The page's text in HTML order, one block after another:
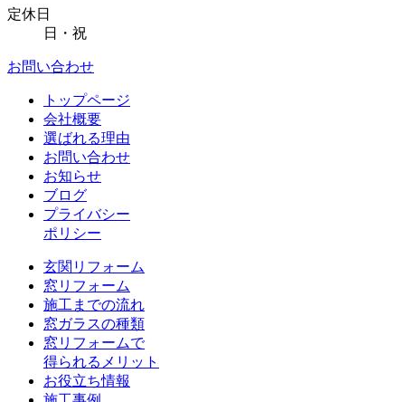
定休日
日・祝
お問い合わせ
トップページ
会社概要
選ばれる理由
お問い合わせ
お知らせ
ブログ
プライバシー
ポリシー
玄関リフォーム
窓リフォーム
施工までの流れ
窓ガラスの種類
窓リフォームで
得られるメリット
お役立ち情報